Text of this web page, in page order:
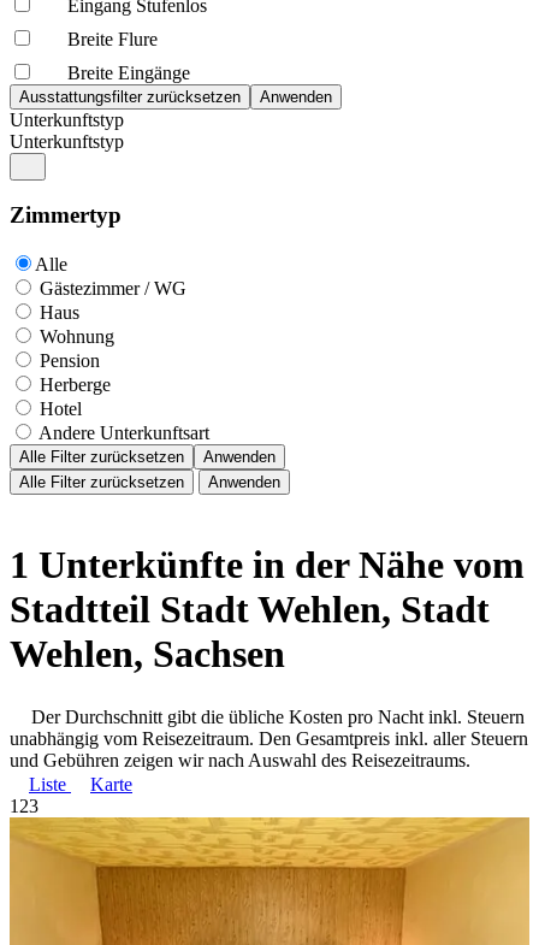
Eingang Stufenlos
Breite Flure
Breite Eingänge
Unterkunftstyp
Unterkunftstyp
Zimmertyp
Alle
Gästezimmer / WG
Haus
Wohnung
Pension
Herberge
Hotel
Andere Unterkunftsart
Alle Filter zurücksetzen
Anwenden
Alle Filter zurücksetzen
Anwenden
1 Unterkünfte in der Nähe vom
Stadtteil Stadt Wehlen, Stadt
Wehlen, Sachsen
Der Durchschnitt gibt die übliche Kosten pro Nacht inkl. Steuern
unabhängig vom Reisezeitraum. Den Gesamtpreis inkl. aller Steuern
und Gebühren zeigen wir nach Auswahl des Reisezeitraums.
Liste
Karte
1 23